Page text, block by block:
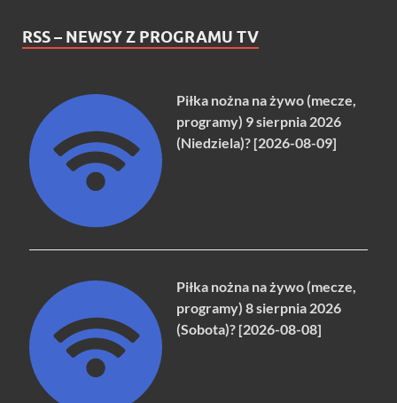
RSS – NEWSY Z PROGRAMU TV
Piłka nożna na żywo (mecze,
programy) 9 sierpnia 2026
(Niedziela)? [2026-08-09]
Piłka nożna na żywo (mecze,
programy) 8 sierpnia 2026
(Sobota)? [2026-08-08]